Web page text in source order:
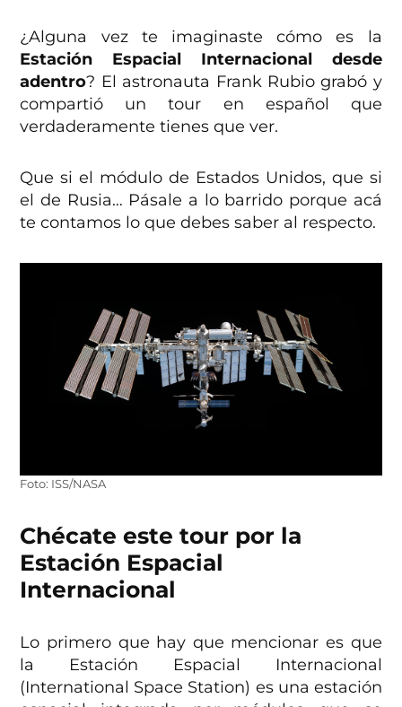
¿Alguna vez te imaginaste cómo es la
Estación Espacial Internacional desde
adentro? El astronauta Frank Rubio grabó y
compartió un tour en español que
verdaderamente tienes que ver.
Que si el módulo de Estados Unidos, que si
el de Rusia… Pásale a lo barrido porque acá
te contamos lo que debes saber al respecto.
Foto: ISS/NASA
Chécate este tour por la
Estación Espacial
Internacional
Lo primero que hay que mencionar es que
la Estación Espacial Internacional
(International Space Station) es una estación